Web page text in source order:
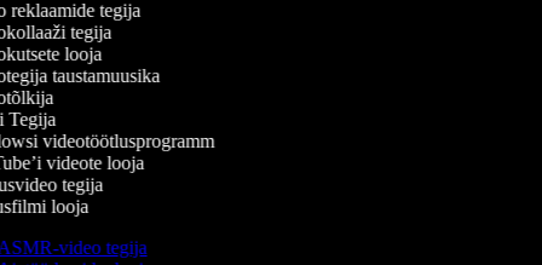
tegija
tegija
looja
taustamuusika
videotöötlusprogramm
videote looja
tegija
looja
video tegija